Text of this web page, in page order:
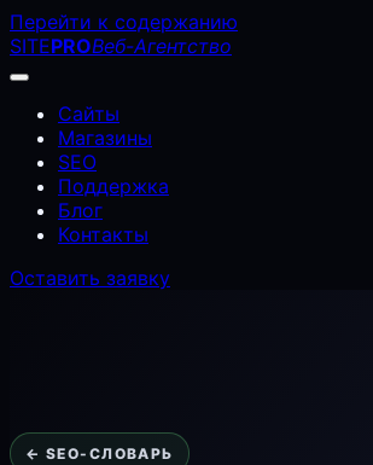
Перейти к содержанию
SITEPROВеб-Агентство
Сайты
Магазины
SEO
Поддержка
Блог
Контакты
Оставить заявку
← SEO-СЛОВАРЬ